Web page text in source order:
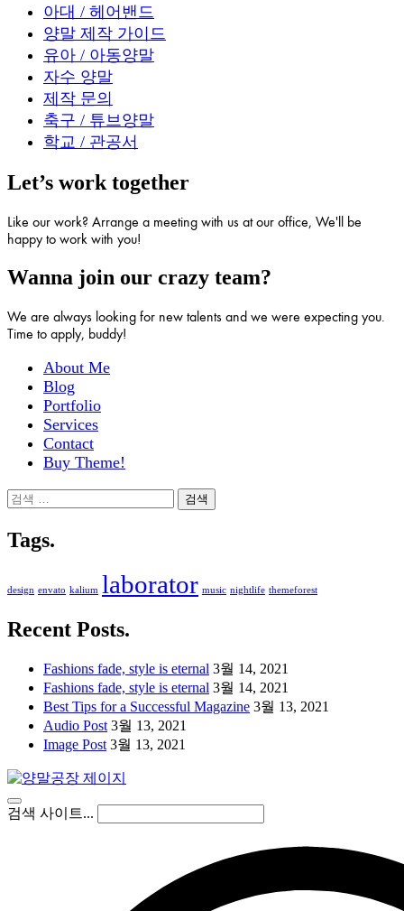
아대 / 헤어밴드
양말 제작 가이드
유아 / 아동양말
자수 양말
제작 문의
축구 / 튜브양말
학교 / 관공서
Let’s work together
Like our work? Arrange a meeting with us at our office, We'll be
happy to work with you!
Wanna join our crazy team?
We are always looking for new talents and we were expecting you.
Time to apply, buddy!
About Me
Blog
Portfolio
Services
Contact
Buy Theme!
검
Tags.
design envato kalium laborator music nightlife themeforest
Recent Posts.
Fashions fade, style is eternal 3월 14, 2021
Fashions fade, style is eternal 3월 14, 2021
Best Tips for a Successful Magazine 3월 13, 2021
Audio Post 3월 13, 2021
Image Post 3월 13, 2021
검색 사이트...